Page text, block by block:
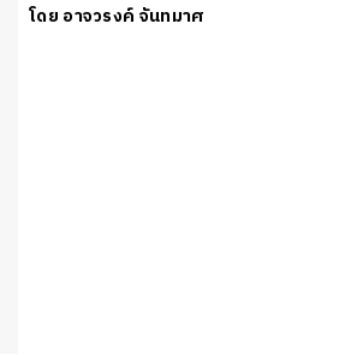
โดย อาจวรงค์ จันทมาศ